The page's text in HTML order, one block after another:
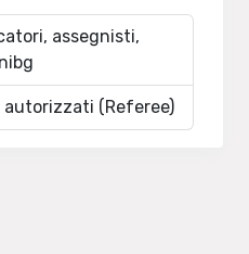
assegnisti,
(Referee)